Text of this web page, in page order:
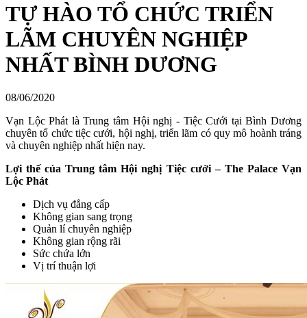
TỰ HÀO TỔ CHỨC TRIỂN
LÃM CHUYÊN NGHIỆP
NHẤT BÌNH DƯƠNG
08/06/2020
Vạn Lộc Phát là Trung tâm Hội nghị - Tiệc Cưới tại Bình Dương
chuyên tổ chức tiệc cưới, hội nghị, triển lãm có quy mô hoành tráng
và chuyên nghiệp nhất hiện nay.
Lợi thế của Trung tâm Hội nghị Tiệc cưới – The Palace Vạn
Lộc Phát
Dịch vụ đẳng cấp
Không gian sang trọng
Quản lí chuyên nghiệp
Không gian rộng rãi
Sức chứa lớn
Vị trí thuận lợi